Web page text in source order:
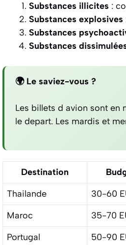
Substances illicites :
Substances explosives
Substances
Substances
🌍 Le saviez-vous ?
Les billets d avion sont en
le depart. Les mardis et
Destination
Thailande
30-60
Maroc
35-70
Portugal
50-90